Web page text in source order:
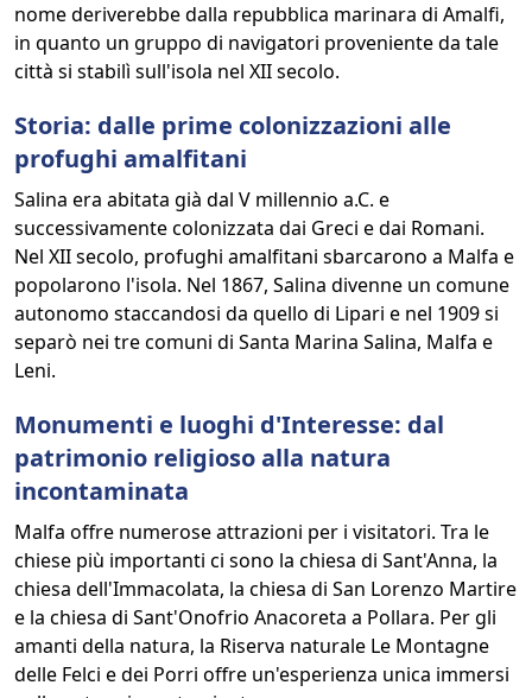
nome deriverebbe dalla repubblica marinara di Amalfi,
in quanto un gruppo di navigatori proveniente da tale
città si stabilì sull'isola nel XII secolo.
Storia: dalle prime colonizzazioni alle
profughi amalfitani
Salina era abitata già dal V millennio a.C. e
successivamente colonizzata dai Greci e dai Romani.
Nel XII secolo, profughi amalfitani sbarcarono a Malfa e
popolarono l'isola. Nel 1867, Salina divenne un comune
autonomo staccandosi da quello di Lipari e nel 1909 si
separò nei tre comuni di Santa Marina Salina, Malfa e
Leni.
Monumenti e luoghi d'Interesse: dal
patrimonio religioso alla natura
incontaminata
Malfa offre numerose attrazioni per i visitatori. Tra le
chiese più importanti ci sono la chiesa di Sant'Anna, la
chiesa dell'Immacolata, la chiesa di San Lorenzo Martire
e la chiesa di Sant'Onofrio Anacoreta a Pollara. Per gli
amanti della natura, la Riserva naturale Le Montagne
delle Felci e dei Porri offre un'esperienza unica immersi